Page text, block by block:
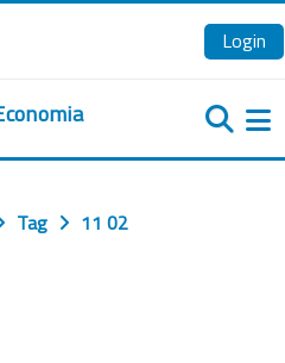
Login
Tag 11 02